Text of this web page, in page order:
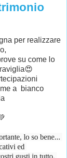
per realizzare
su come lo
a bianco
lo so bene...
ed
gusti in tutto,